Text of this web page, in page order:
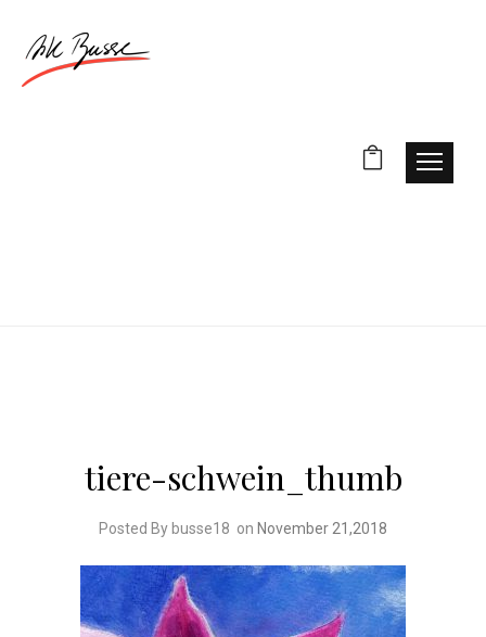
tiere-schwein_thumb
Posted By busse18 on November 21,2018